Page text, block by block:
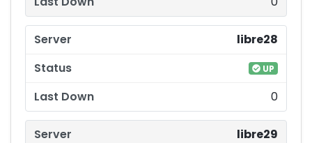
libre28
UP
0
libre29